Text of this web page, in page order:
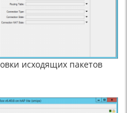
исходящих пакетов